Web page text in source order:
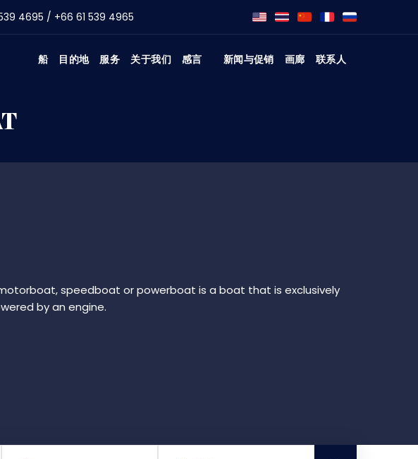
4695 / +66 61 539 4965
船 目的地 服务 关于我们 感言 新闻与促销 画廊 联系人
speedboat or powerboat is a boat that is exclusively
by an engine.